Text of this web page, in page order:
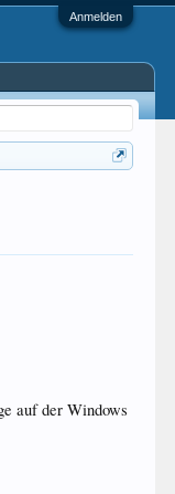
Anmelden
auf der Windows